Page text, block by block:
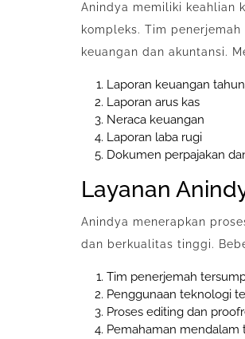
Anindya memiliki keahlian
kompleks. Tim
keuangan dan akuntansi.
Laporan keuangan
Laporan arus kas
Neraca keuangan
Laporan laba rugi
Dokumen perpajakan
Layanan
Anindya menerapkan
dan berkualitas tinggi.
Tim penerjemah
Penggunaan teknologi
Proses editing dan
Pemahaman